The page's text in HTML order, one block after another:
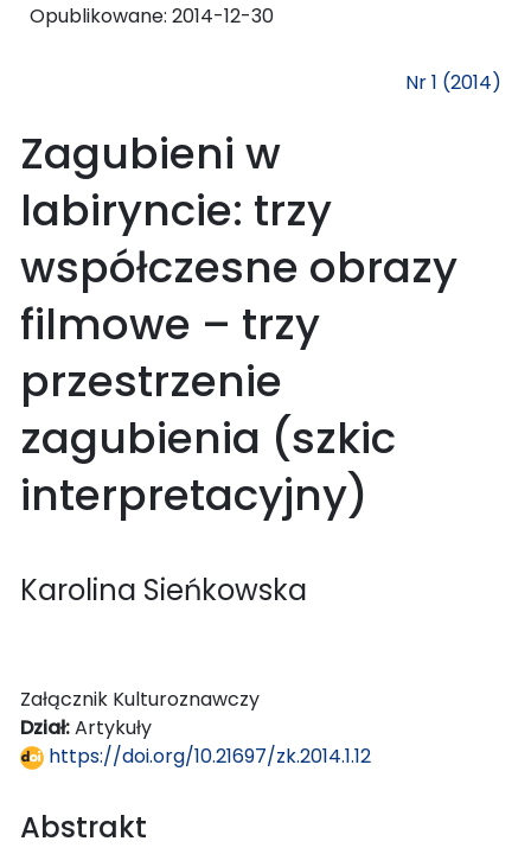
Opublikowane: 2014-12-30
Nr 1 (2014)
Zagubieni w
labiryncie: trzy
współczesne obrazy
filmowe – trzy
przestrzenie
zagubienia (szkic
interpretacyjny)
Karolina Sieńkowska
Załącznik Kulturoznawczy
Dział:Artykuły
https://doi.org/10.21697/zk.2014.1.12
Abstrakt